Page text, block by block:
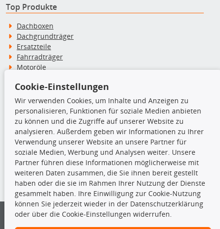
Top Produkte
Dachboxen
Dachgrundträger
Ersatzteile
Fahrradträger
Motoröle
Schneeketten
TecDoc Inside
Die hier angezeigten Daten insbesondere die gesamte Datenbank dürfen
nicht kopiert werden.
Es ist zu unterlassen, die Daten oder die gesamte Datenbank ohne
vorherige Zustimmung von TecDoc zu vervielfältigen, zu verbreiten
und/oder diese Handlungen durch Dritte ausführen zu lassen. Ein
Cookie-Einstellungen
Wir verwenden Cookies, um Inhalte und Anzeigen zu
personalisieren, Funktionen für soziale Medien anbieten
zu können und die Zugriffe auf unserer Website zu
analysieren. Außerdem geben wir Informationen zu Ihrer
Verwendung unserer Website an unsere Partner für
soziale Medien, Werbung und Analysen weiter. Unsere
Partner führen diese Informationen möglicherweise mit
weiteren Daten zusammen, die Sie ihnen bereit gestellt
haben oder die sie im Rahmen Ihrer Nutzung der Dienste
gesammelt haben. Ihre Einwilligung zur Cookie-Nutzung
können Sie jederzeit wieder in der Datenschutzerklärung
oder über die Cookie-Einstellungen widerrufen.